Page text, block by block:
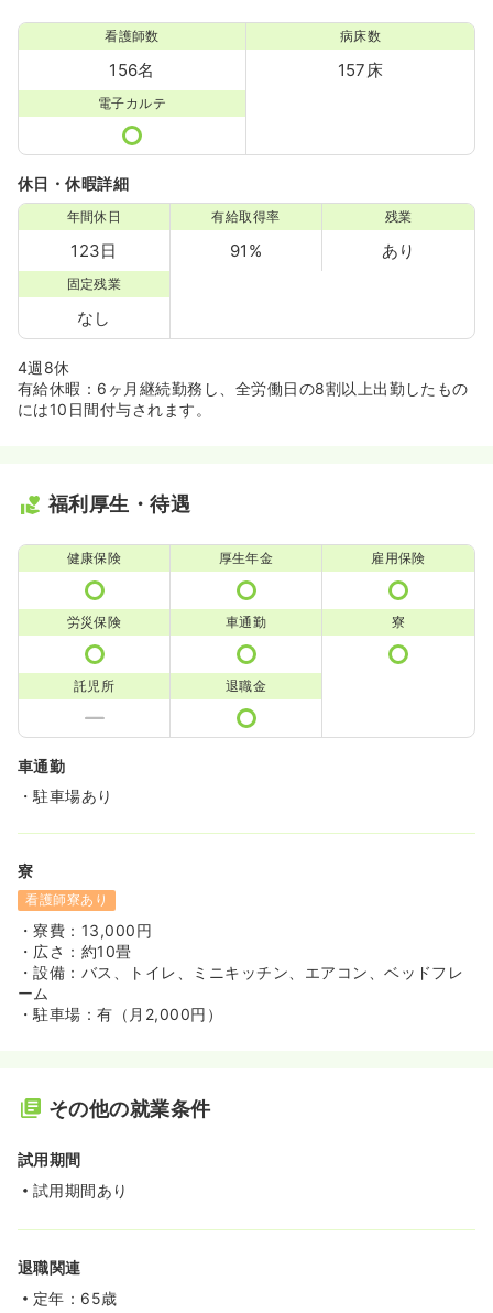
看護師数
156名
病床数
157床
電子カルテ
休日・休暇詳細
年間休日
123日
有給取得率
91%
残業
あり
固定残業
なし
4週8休
有給休暇：6ヶ月継続勤務し、全労働日の8割以上出勤したもの
には10日間付与されます。
福利厚生・待遇
健康保険 厚生年金 雇用保険
労災保険 車通勤 寮
託児所 退職金
車通勤
・駐車場あり
寮
看護師寮あり
・寮費：13,000円
・広さ：約10畳
・設備：バス、トイレ、ミニキッチン、エアコン、ベッドフレ
ーム
・駐車場：有（月2,000円）
その他の就業条件
試用期間
試用期間あり
退職関連
定年：65歳